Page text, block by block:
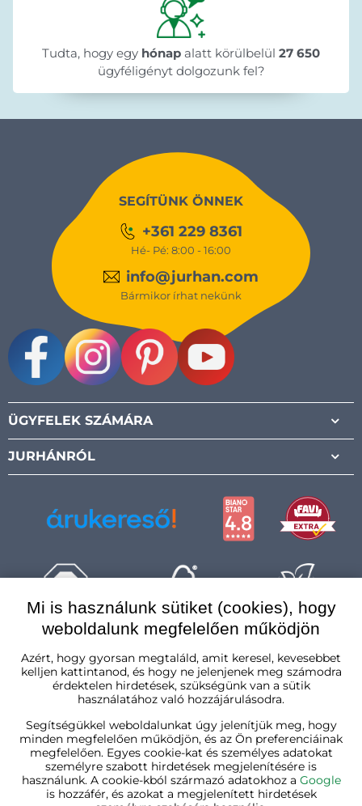
Tudta, hogy egy hónap alatt körülbelül 27 650
ügyféligényt dolgozunk fel?
SEGÍTÜNK ÖNNEK
+361 229 8361
Hé- Pé: 8:00 - 16:00
info@jurhan.com
Bármikor írhat nekünk
ÜGYFELEK SZÁMÁRA
JURHÁNRÓL
Mi is használunk sütiket (cookies), hogy
weboldalunk megfelelően működjön
Azért, hogy gyorsan megtaláld, amit keresel, kevesebbet
kelljen kattintanod, és hogy ne jelenjenek meg számodra
érdektelen hirdetések, szükségünk van a sütik
használatához való hozzájárulásodra.
Segítségükkel weboldalunkat úgy jelenítjük meg, hogy
minden megfelelően működjön, és az Ön preferenciáinak
megfelelően. Egyes cookie-kat és személyes adatokat
személyre szabott hirdetések megjelenítésére is
használunk. A cookie-kból származó adatokhoz a Google
is hozzáfér, és azokat a megjelenített hirdetések